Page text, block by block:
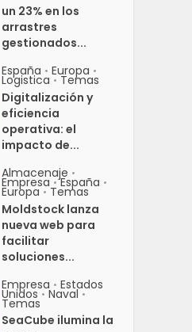
un 23% en los
arrastres
gestionados...
España • Europa •
Logistica • Temas
Digitalización y
eficiencia
operativa: el
impacto de...
Almacenaje •
Empresa • España •
Europa • Temas
Moldstock lanza
nueva web para
facilitar
soluciones...
Empresa • Estados
Unidos • Naval •
Temas
SeaCube ilumina la